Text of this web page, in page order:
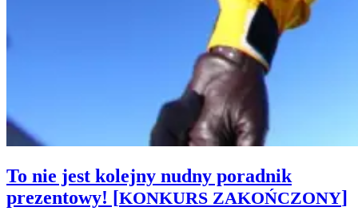
To nie jest kolejny nudny poradnik
prezentowy! [KONKURS ZAKOŃCZONY]